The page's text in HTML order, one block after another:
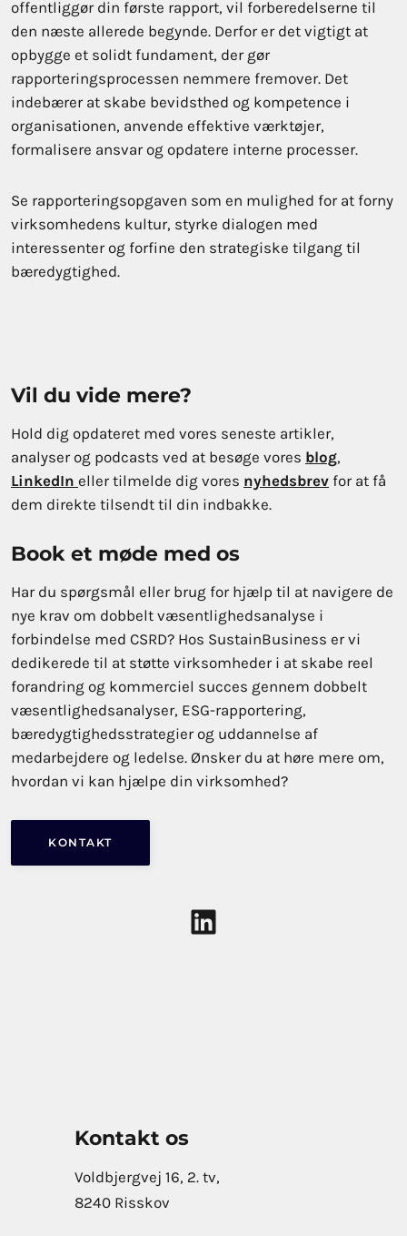
offentliggør din første rapport, vil forberedelserne til
den næste allerede begynde. Derfor er det vigtigt at
opbygge et solidt fundament, der gør
rapporteringsprocessen nemmere fremover. Det
indebærer at skabe bevidsthed og kompetence i
organisationen, anvende effektive værktøjer,
formalisere ansvar og opdatere interne processer.
Se rapporteringsopgaven som en mulighed for at forny
virksomhedens kultur, styrke dialogen med
interessenter og forfine den strategiske tilgang til
bæredygtighed.
Vil du vide mere?
Hold dig opdateret med vores seneste artikler,
analyser og podcasts ved at besøge vores blog,
LinkedIn eller tilmelde dig vores nyhedsbrev for at få
dem direkte tilsendt til din indbakke.
Book et møde med os
Har du spørgsmål eller brug for hjælp til at navigere de
nye krav om dobbelt væsentlighedsanalyse i
forbindelse med CSRD? Hos SustainBusiness er vi
dedikerede til at støtte virksomheder i at skabe reel
forandring og kommerciel succes gennem dobbelt
væsentlighedsanalyser, ESG-rapportering,
bæredygtighedsstrategier og uddannelse af
medarbejdere og ledelse. Ønsker du at høre mere om,
hvordan vi kan hjælpe din virksomhed?
KONTAKT
LinkedIn
Kontakt os
Voldbjergvej 16, 2. tv,
8240 Risskov